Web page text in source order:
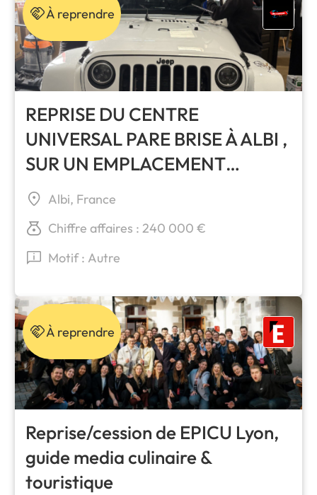
À reprendre
REPRISE DU CENTRE
UNIVERSAL PARE BRISE À ALBI ,
SUR UN EMPLACEMENT
PREMIUM
Albi, France
Chiffre affaires : 240 000 €
Motif : Autre
À reprendre
Reprise/cession de EPICU Lyon,
guide media culinaire &
touristique